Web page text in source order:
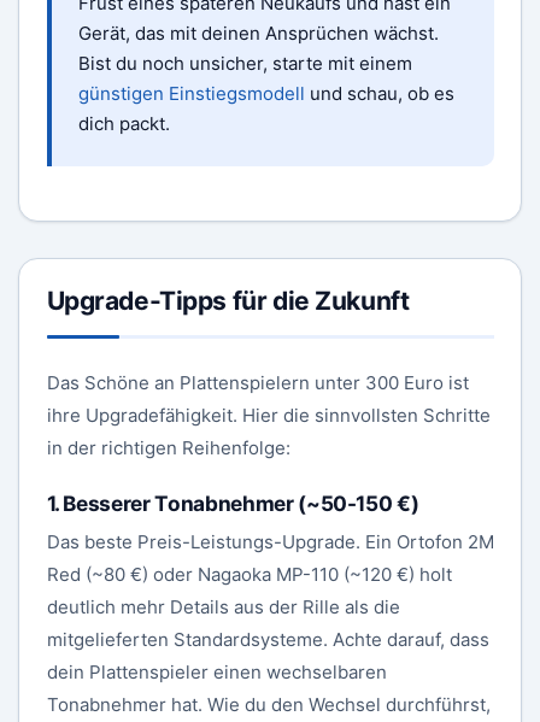
Gerät, das mit deinen Ansprüchen wächst.
Bist du noch unsicher, starte mit einem
günstigen Einstiegsmodell und schau, ob es
dich packt.
Upgrade-Tipps für die Zukunft
Das Schöne an Plattenspielern unter 300 Euro ist
ihre Upgradefähigkeit. Hier die sinnvollsten Schritte
in der richtigen Reihenfolge:
1. Besserer Tonabnehmer (~50-150 €)
Das beste Preis-Leistungs-Upgrade. Ein Ortofon 2M
Red (~80 €) oder Nagaoka MP-110 (~120 €) holt
deutlich mehr Details aus der Rille als die
mitgelieferten Standardsysteme. Achte darauf, dass
dein Plattenspieler einen wechselbaren
Tonabnehmer hat. Wie du den Wechsel durchführst,